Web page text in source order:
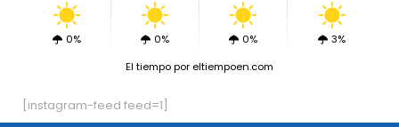
0% 0% 0%
3%
El tiempopor eltiempoen.com
[instagram-feed feed=1]